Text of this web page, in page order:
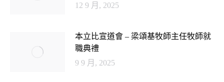
12 9 月, 2025
本立比宣道會 – 梁頌基牧師主任牧師就
職典禮
9 9 月, 2025